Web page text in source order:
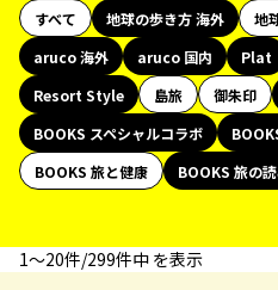
すべて 地球の歩き方 海外
地
aruco 海外
aruco 国内 Plat
Resort Style
島旅 御朱印
BOOKS スペシャルコラボ
BOOKS 旅と健康
BOOKS 旅の
1〜20件/299件中 を表示